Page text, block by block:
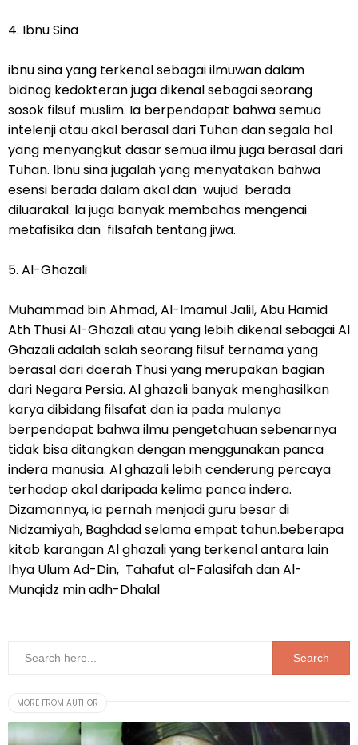
4. Ibnu Sina
ibnu sina yang terkenal sebagai ilmuwan dalam
bidnag kedokteran juga dikenal sebagai seorang
sosok filsuf muslim. Ia berpendapat bahwa semua
intelenji atau akal berasal dari Tuhan dan segala hal
yang menyangkut dasar semua ilmu juga berasal dari
Tuhan. Ibnu sina jugalah yang menyatakan bahwa
esensi berada dalam akal dan wujud berada
diluarakal. Ia juga banyak membahas mengenai
metafisika dan filsafah tentang jiwa.
5. Al-Ghazali
Muhammad bin Ahmad, Al-Imamul Jalil, Abu Hamid
Ath Thusi Al-Ghazali atau yang lebih dikenal sebagai Al
Ghazali adalah salah seorang filsuf ternama yang
berasal dari daerah Thusi yang merupakan bagian
dari Negara Persia. Al ghazali banyak menghasilkan
karya dibidang filsafat dan ia pada mulanya
berpendapat bahwa ilmu pengetahuan sebenarnya
tidak bisa ditangkan dengan menggunakan panca
indera manusia. Al ghazali lebih cenderung percaya
terhadap akal daripada kelima panca indera.
Dizamannya, ia pernah menjadi guru besar di
Nidzamiyah, Baghdad selama empat tahun.beberapa
kitab karangan Al ghazali yang terkenal antara lain
Ihya Ulum Ad-Din, Tahafut al-Falasifah dan Al-
Munqidz min adh-Dhalal
MORE FROM AUTHOR